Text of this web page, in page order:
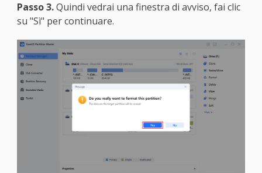
Passo 3.Quindi vedrai una finestra di avviso, fai clic
su "Sì" per continuare.